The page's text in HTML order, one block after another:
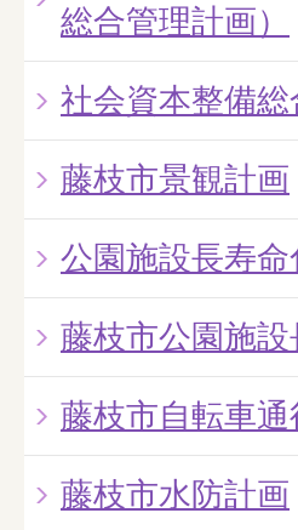
総合管理計画）
社会資本整備
藤枝市景観計画
公園施設長寿
藤枝市公園施
藤枝市自転車
藤枝市水防計画